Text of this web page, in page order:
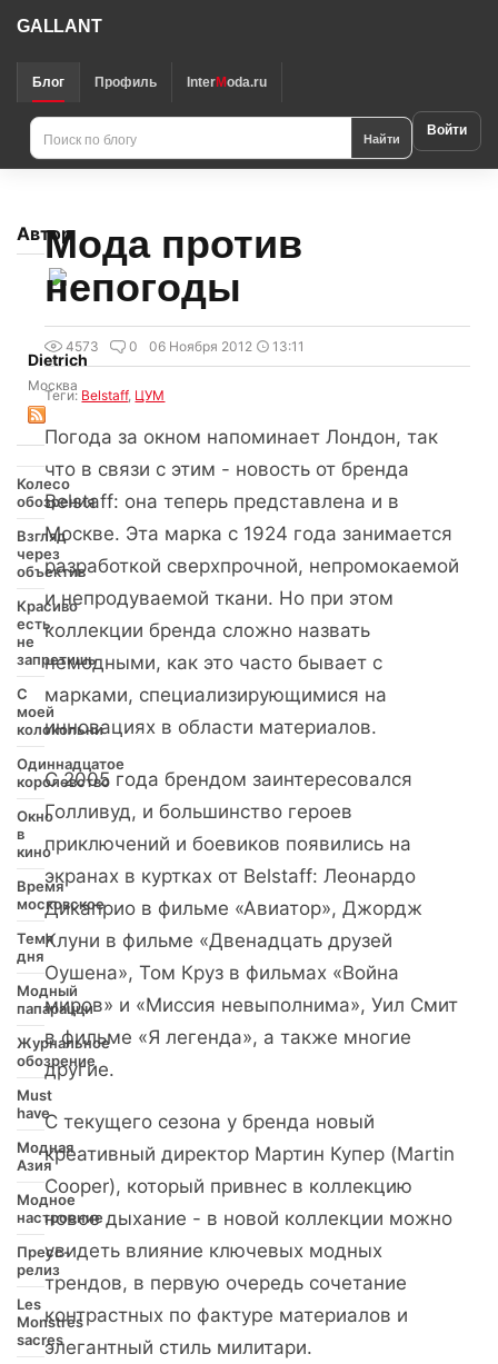
GALLANT
Блог Профиль InterModa.ru
Найти Войти
Автор
Dietrich
Москва
Колесо
обозрения
Взгляд
через
объектив
Красиво
есть
не
запретишь
С
моей
колокольни
Одиннадцатое
королевство
Окно
в
кино
Время
московское
Темя
дня
Модный
папарацци
Журнальное
обозрение
Must
have
Модная
Азия
Модное
настроение
Пресс-
релиз
Les
Monstres
sacres
Мода против
непогоды
4573 0 06 Ноября 2012 13:11
Теги: Belstaff, ЦУМ
Погода за окном напоминает Лондон, так
что в связи с этим - новость от бренда
Belstaff: она теперь представлена и в
Москве. Эта марка с 1924 года занимается
разработкой сверхпрочной, непромокаемой
и непродуваемой ткани. Но при этом
коллекции бренда сложно назвать
немодными, как это часто бывает с
марками, специализирующимися на
инновациях в области материалов.
С 2005 года брендом заинтересовался
Голливуд, и большинство героев
приключений и боевиков появились на
экранах в куртках от Belstaff: Леонардо
Дикаприо в фильме «Авиатор», Джордж
Клуни в фильме «Двенадцать друзей
Оушена», Том Круз в фильмах «Война
миров» и «Миссия невыполнима», Уил Смит
в фильме «Я легенда», а также многие
другие.
С текущего сезона у бренда новый
креативный директор Мартин Купер (Martin
Cooper), который привнес в коллекцию
новое дыхание - в новой коллекции можно
увидеть влияние ключевых модных
трендов, в первую очередь сочетание
контрастных по фактуре материалов и
элегантный стиль милитари.